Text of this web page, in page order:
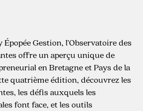
Gestion, l’Observatoire des
offre un aperçu unique de
en Bretagne et Pays de la
quatrième édition, découvrez les
les défis auxquels les
font face, et les outils